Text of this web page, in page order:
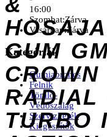
HOSAJA
GUM
CROWN
RADIAL
TURBO
16:00
Szombat:Zárva
Vasárnap:Zárva
Kategóriák
Gumiabroncs
Felnik
Tömlő-
Védőszalag
Szervizkerék
Kiegészítők